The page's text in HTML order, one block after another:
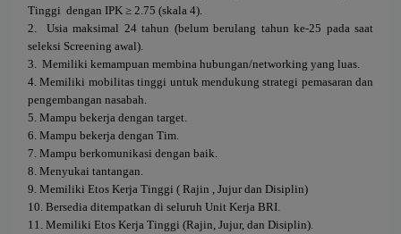
Tinggi dengan IPK ≥ 2.75 (skala 4).
2. Usia maksimal 24 tahun (belum berulang tahun ke-25 pada saat
seleksi Screening awal).
3. Memiliki kemampuan membina hubungan/networking yang luas.
4.Memiliki mobilitas tinggi untuk mendukung strategi pemasaran dan
pengembangan nasabah.
5. Mampu bekerja dengan target.
6. Mampu bekerja dengan Tim.
7. Mampu berkomunikasi dengan baik.
8. Menyukai tantangan.
9. Memiliki Etos Kerja Tinggi ( Rajin , Jujur dan Disiplin)
10. Bersedia ditempatkan di seluruh Unit Kerja BRI.
11. Memiliki Etos Kerja Tinggi (Rajin, Jujur, dan Disiplin).